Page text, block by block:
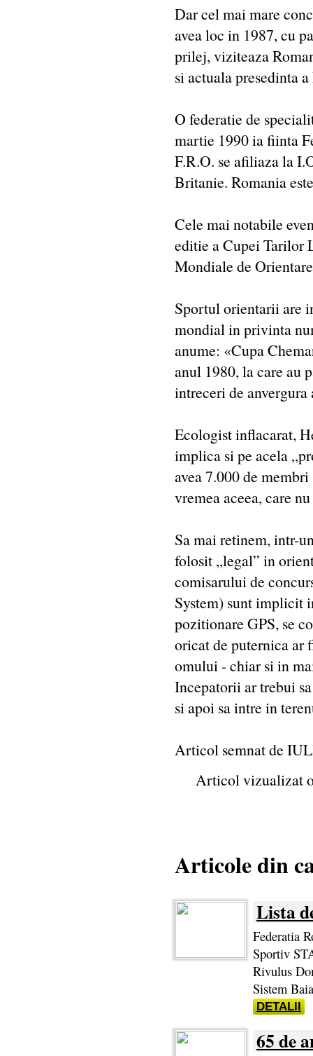
Dar cel mai mare
avea loc in 1987, cu
prilej, viziteaza
si actuala presedinta
O federatie de
martie 1990 ia fiinta
F.R.O. se afiliaza la
Britanie. Romania
Cele mai notabile
editie a Cupei Tarilor
Mondiale de
Sportul orientarii are
mondial in privinta
anume: «Cupa
anul 1980, la care au
intreceri de
Ecologist inflacarat,
implica si pe acela
avea 7.000 de
vremea aceea, care
Sa mai retinem, intr-
folosit „legal” in
comisarului de
System) sunt implicit
pozitionare GPS, se
oricat de puternica ar
omului - chiar si in
Incepatorii ar trebui
si apoi sa intre in
Articol semnat de
Articol vizualizat
Articole din
Lista
Federatia
Sportiv
Rivulus
Sistem
DETALII
65 de